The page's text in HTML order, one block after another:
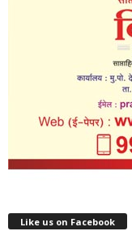
Like us on Facebook